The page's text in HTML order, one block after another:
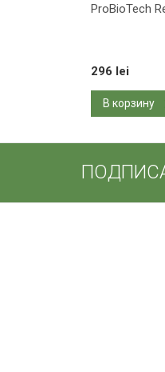
ProBioTech
296 lei
В корзину